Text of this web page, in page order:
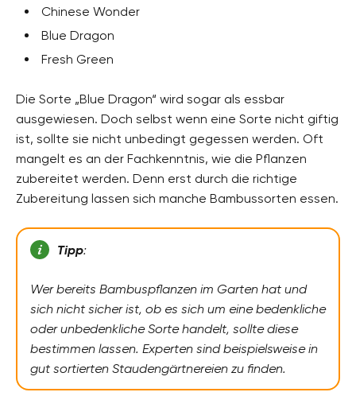
Chinese Wonder
Blue Dragon
Fresh Green
Die Sorte „Blue Dragon“ wird sogar als essbar
ausgewiesen. Doch selbst wenn eine Sorte nicht giftig
ist, sollte sie nicht unbedingt gegessen werden. Oft
mangelt es an der Fachkenntnis, wie die Pflanzen
zubereitet werden. Denn erst durch die richtige
Zubereitung lassen sich manche Bambussorten essen.
Tipp:
Wer bereits Bambuspflanzen im Garten hat und
sich nicht sicher ist, ob es sich um eine bedenkliche
oder unbedenkliche Sorte handelt, sollte diese
bestimmen lassen. Experten sind beispielsweise in
gut sortierten Staudengärtnereien zu finden.